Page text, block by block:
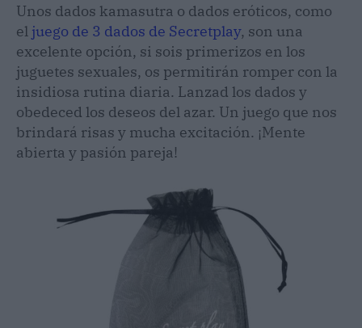
Unos dados kamasutra o dados eróticos, como
el juego de 3 dados de Secretplay, son una
excelente opción, si sois primerizos en los
juguetes sexuales, os permitirán romper con la
insidiosa rutina diaria. Lanzad los dados y
obedeced los deseos del azar. Un juego que nos
brindará risas y mucha excitación. ¡Mente
abierta y pasión pareja!